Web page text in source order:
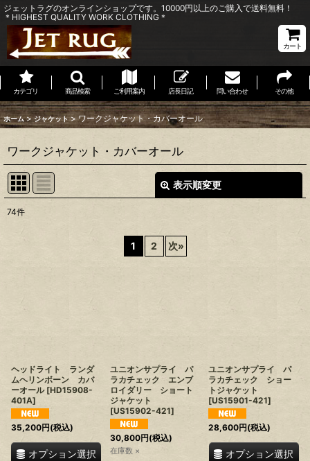
ジェットラグのオンラインショップです。10000円以上のご購入で送料無料！
＊HIGHEST QUALITY WORK CLOTHING＊
カート
カテゴリ 商品検索 ご利用案内 店長日記 問い合わせ その他
ホーム > ジャケット > ワークジャケット・カバーオール
ワークジャケット・カバーオール
表示順変更
74件
1 2 次»
ヘッドライト ランダ
ムヘリンボーン カバ
ーオール [HD15908-
401A]
35,200円(税込)
オプション選択
ユニオンサプライ パ
ラカチェック エンブ
ロイダリー ショート
ジャケット
[US15902-421]
30,800円(税込)
在庫数 ×
ユニオンサプライ パ
ラカチェック ショー
トジャケット
[US15901-421]
28,600円(税込)
オプション選択